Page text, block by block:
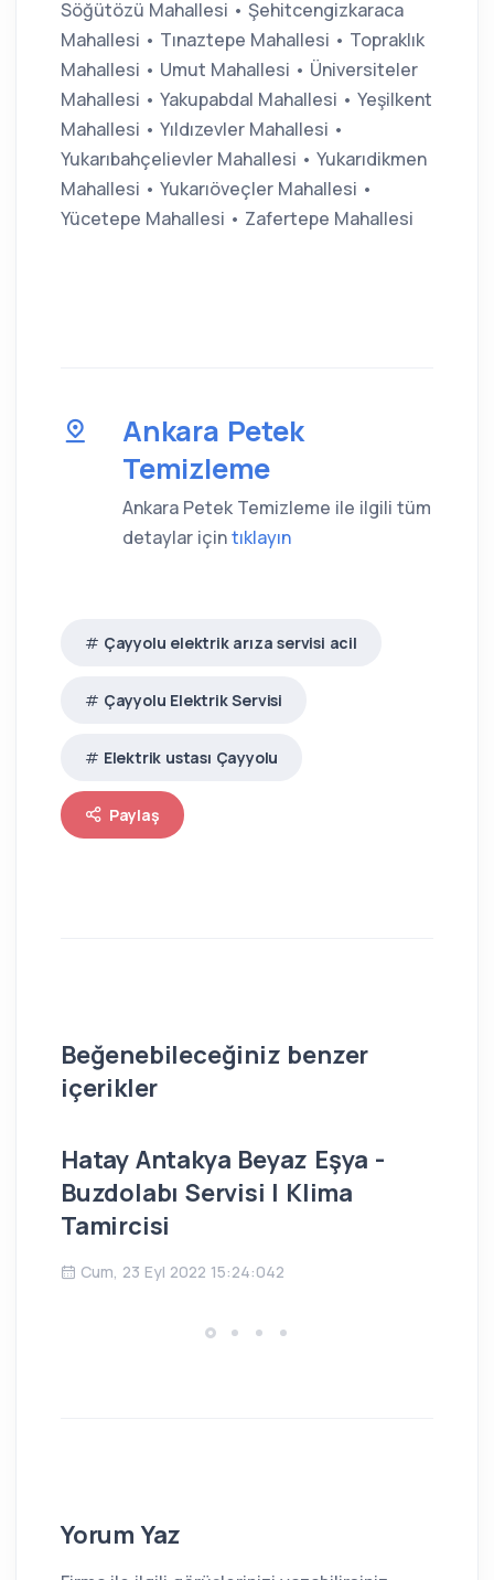
Söğütözü Mahallesi • Şehitcengizkaraca
Mahallesi • Tınaztepe Mahallesi • Topraklık
Mahallesi • Umut Mahallesi • Üniversiteler
Mahallesi • Yakupabdal Mahallesi • Yeşilkent
Mahallesi • Yıldızevler Mahallesi •
Yukarıbahçelievler Mahallesi • Yukarıdikmen
Mahallesi • Yukarıöveçler Mahallesi •
Yücetepe Mahallesi • Zafertepe Mahallesi
Ankara Petek
Temizleme
Ankara Petek Temizleme ile ilgili tüm
detaylar içintıklayın
Çayyolu elektrik arıza servisi acil
Çayyolu Elektrik Servisi
Elektrik ustası Çayyolu
Paylaş
Beğenebileceğiniz benzer
içerikler
Hatay Antakya Beyaz Eşya -
Buzdolabı Servisi | Klima
Tamircisi
Cum, 23 Eyl 2022 15:24:042
Yorum Yaz